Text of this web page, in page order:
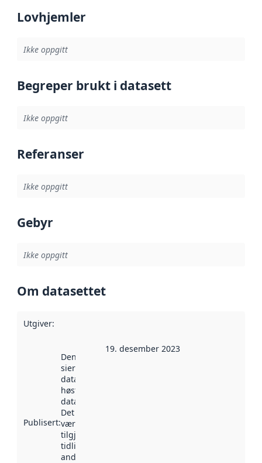
Lovhjemler
Ikke oppgitt
Begreper brukt i datasett
Ikke oppgitt
Referanser
Ikke oppgitt
Gebyr
Ikke oppgitt
Om datasettet
Utgiver:
Publisert:
Denne datoen
sier når
datasettet ble
høstet av
data.norge.no.
Det kan ha
vært
tilgjengelig
tidligere
andre steder.
19. desember 2023